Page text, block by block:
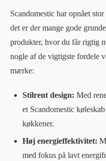
Scandomestic har opnået
det er der mange gode
produkter, hvor du får rigtig
nogle af de vigtigste fordele
mærke:
Stilrent design: Med
et Scandomestic
køkkener.
Høj energieffektivitet:
med fokus på lavt